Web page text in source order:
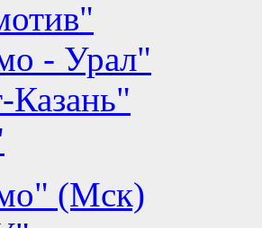
- Урал"
Казань"
(Мск)